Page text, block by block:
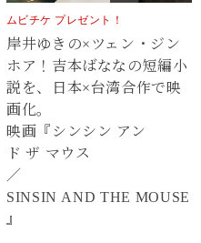
ムビチケ プレゼント！
岸井ゆきの×ツェン・ジン
ホア！吉本ばななの短編小
説を、日本×台湾合作で映
画化。
映画『シンシン アン
ド ザ マウス
／
SINSIN AND THE MOUSE
』